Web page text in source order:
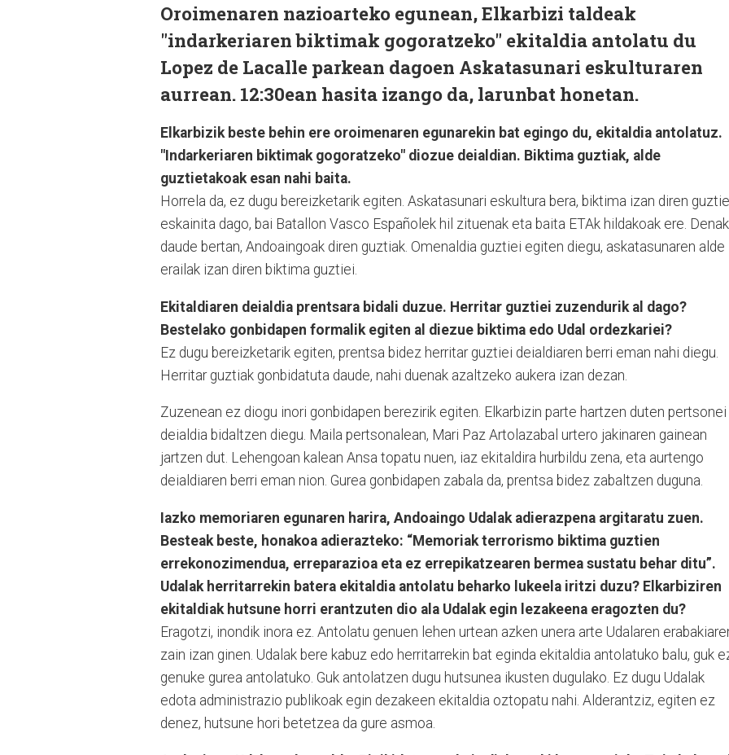
Oroimenaren nazioarteko egunean, Elkarbizi taldeak
"indarkeriaren biktimak gogoratzeko" ekitaldia antolatu du
Lopez de Lacalle parkean dagoen Askatasunari eskulturaren
aurrean. 12:30ean hasita izango da, larunbat honetan.
Elkarbizik beste behin ere oroimenaren egunarekin bat egingo du, ekitaldia antolatuz.
"Indarkeriaren biktimak gogoratzeko" diozue deialdian. Biktima guztiak, alde
guztietakoak esan nahi baita.
Horrela da, ez dugu bereizketarik egiten. Askatasunari eskultura bera, biktima izan diren
eskainita dago, bai Batallon Vasco Españolek hil zituenak eta baita ETAk hildakoak ere. Denak
daude bertan, Andoaingoak diren guztiak. Omenaldia guztiei egiten diegu, askatasunaren alde
erailak izan diren biktima guztiei.
Ekitaldiaren deialdia prentsara bidali duzue. Herritar guztiei zuzendurik al dago?
Bestelako gonbidapen formalik egiten al diezue biktima edo Udal ordezkariei?
Ez dugu bereizketarik egiten, prentsa bidez herritar guztiei deialdiaren berri eman nahi diegu.
Herritar guztiak gonbidatuta daude, nahi duenak azaltzeko aukera izan dezan.
Zuzenean ez diogu inori gonbidapen berezirik egiten. Elkarbizin parte hartzen duten pertsonei
deialdia bidaltzen diegu. Maila pertsonalean, Mari Paz Artolazabal urtero jakinaren gainean
jartzen dut. Lehengoan kalean Ansa topatu nuen, iaz ekitaldira hurbildu zena, eta aurtengo
deialdiaren berri eman nion. Gurea gonbidapen zabala da, prentsa bidez zabaltzen duguna.
Iazko memoriaren egunaren harira, Andoaingo Udalak adierazpena argitaratu zuen.
Besteak beste, honakoa adierazteko: “Memoriak terrorismo biktima guztien
errekonozimendua, erreparazioa eta ez errepikatzearen bermea sustatu behar ditu”.
Udalak herritarrekin batera ekitaldia antolatu beharko lukeela iritzi duzu? Elkarbiziren
ekitaldiak hutsune horri erantzuten dio ala Udalak egin lezakeena eragozten du?
Eragotzi, inondik inora ez. Antolatu genuen lehen urtean azken unera arte Udalaren
zain izan ginen. Udalak bere kabuz edo herritarrekin bat eginda ekitaldia antolatuko balu, guk
genuke gurea antolatuko. Guk antolatzen dugu hutsunea ikusten dugulako. Ez dugu Udalak
edota administrazio publikoak egin dezakeen ekitaldia oztopatu nahi. Alderantziz, egiten ez
denez, hutsune hori betetzea da gure asmoa.